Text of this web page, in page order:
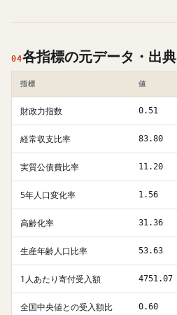
04各指標の元データ・出典
指標 値
財政力指数 0.51
経常収支比率 83.80
実質公債費比率 11.20
5年人口変化率 1.56
高齢化率 31.36
生産年齢人口比率 53.63
1人あたり寄付受入額 4751.07
全国中央値との受入額比 0.60